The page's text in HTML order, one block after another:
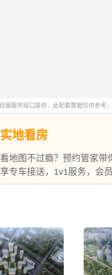
实地看房
看地图不过瘾？预约管家带
享专车接送，1v1服务，会员